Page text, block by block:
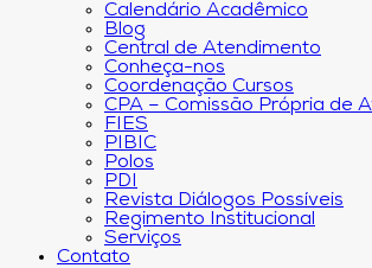
Calendário Acadêmico
Blog
Central de Atendimento
Conheça-nos
Coordenação Cursos
CPA – Comissão Própria de
FIES
PIBIC
Polos
PDI
Revista Diálogos Possíveis
Regimento Institucional
Serviços
Contato